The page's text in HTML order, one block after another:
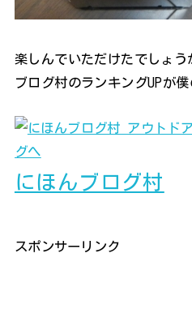
楽しんでいただけたでしょう
ブログ村のランキングUPが僕
にほんブログ村
スポンサーリンク